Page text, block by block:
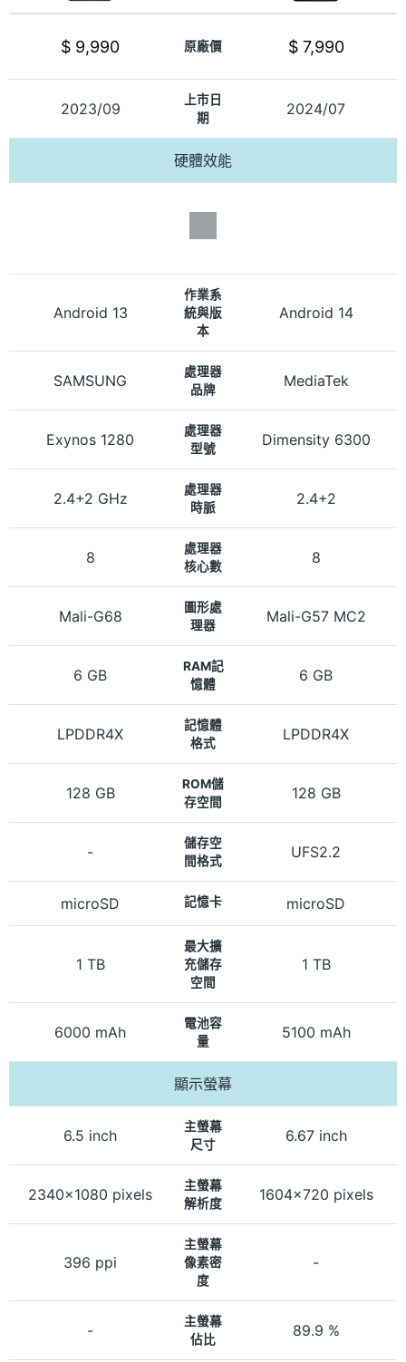
$ 9,990 原廠價 $ 7,990
2023/09
上市日
期
2024/07
硬體效能
Android 13
作業系
統與版
本
Android 14
SAMSUNG
處理器
品牌
MediaTek
Exynos 1280
處理器
型號
Dimensity 6300
2.4+2 GHz
處理器
時脈
2.4+2
8
處理器
核心數
8
Mali-G68
圖形處
理器
Mali-G57 MC2
6 GB
RAM記
憶體
6 GB
LPDDR4X
記憶體
格式
LPDDR4X
128 GB
ROM儲
存空間
128 GB
-
儲存空
間格式
UFS2.2
microSD 記憶卡 microSD
1 TB
最大擴
充儲存
空間
1 TB
6000 mAh
電池容
量
5100 mAh
顯示螢幕
6.5 inch
主螢幕
尺寸
6.67 inch
2340x1080 pixels
主螢幕
解析度
1604x720 pixels
396 ppi
主螢幕
像素密
度
-
-
主螢幕
佔比
89.9 %